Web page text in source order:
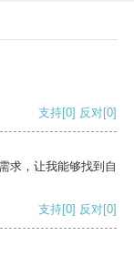
支持[0] 反对[0]
求，让我能够找到自
支持[0] 反对[0]